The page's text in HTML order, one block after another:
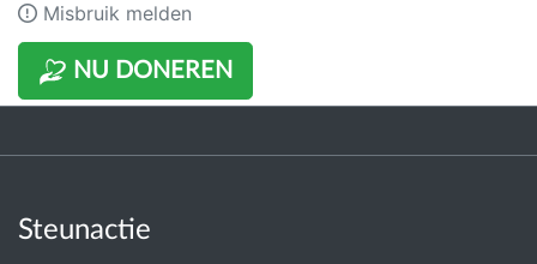
NU DONEREN
Misbruik melden
Steunactie